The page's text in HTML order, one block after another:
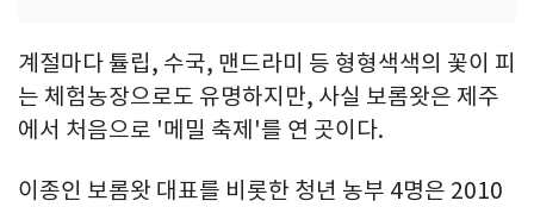
계절마다 튤립, 수국, 맨드라미 등 형형색색의 꽃이 피
는 체험농장으로도 유명하지만, 사실 보롬왓은 제주
에서 처음으로 '메밀 축제'를 연 곳이다.
이종인 보롬왓 대표를 비롯한 청년 농부 4명은 2010